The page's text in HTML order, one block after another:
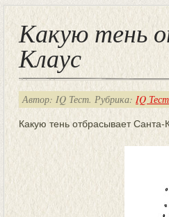
Какую тень
Клаус
Автор: IQ Тест. Рубрика: IQ Тест
Какую тень отбрасывает Санта-